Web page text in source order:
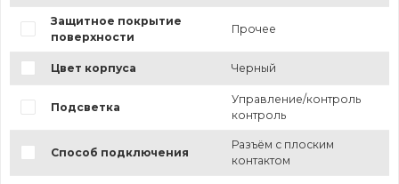
Защитное покрытие
поверхности
Прочее
Цвет корпуса Черный
Подсветка
Управление/контроль
контроль
Способ подключения
Разъём с плоским
контактом